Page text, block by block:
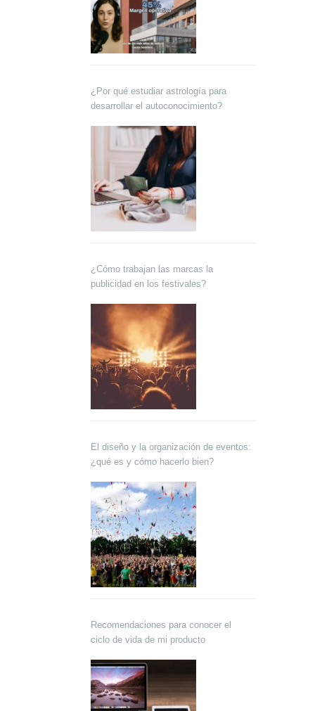
¿Por qué estudiar astrología para
desarrollar el autoconocimiento?
¿Cómo trabajan las marcas la
publicidad en los festivales?
El diseño y la organización de eventos:
¿qué es y cómo hacerlo bien?
Recomendaciones para conocer el
ciclo de vida de mi producto